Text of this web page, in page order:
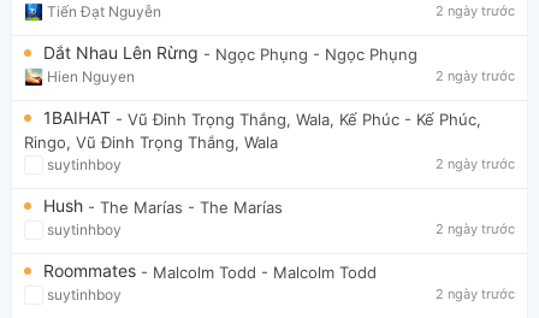
Tiến Đạt Nguyễn 2 ngày trước
Dắt Nhau Lên Rừng - Ngọc Phụng - Ngọc Phụng
Hien Nguyen 2 ngày trước
1BAIHAT - Vũ Đinh Trọng Thắng, Wala, Kế Phúc - Kế Phúc,
Ringo, Vũ Đinh Trọng Thắng, Wala
suytinhboy 2 ngày trước
Hush - The Marías - The Marías
suytinhboy 2 ngày trước
Roommates - Malcolm Todd - Malcolm Todd
suytinhboy 2 ngày trước